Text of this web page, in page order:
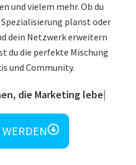
und vielem mehr. Ob du
planst oder
dein Netzwerk erweitern
du die perfekte Mischung
und Community.
vie